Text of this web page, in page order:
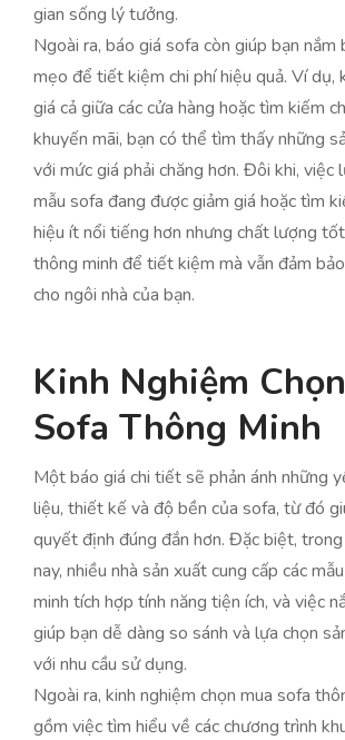
gian sống lý tưởng.
Ngoài ra, báo giá sofa còn giúp bạn nắm
mẹo để tiết kiệm chi phí hiệu quả. Ví dụ,
giá cả giữa các cửa hàng hoặc tìm kiếm
khuyến mãi, bạn có thể tìm thấy những
với mức giá phải chăng hơn. Đôi khi, việc
mẫu sofa đang được giảm giá hoặc tìm
hiệu ít nổi tiếng hơn nhưng chất lượng
thông minh để tiết kiệm mà vẫn đảm
cho ngôi nhà của bạn.
Kinh Nghiệm
Sofa Thông Minh
Một báo giá chi tiết sẽ phản ánh những
liệu, thiết kế và độ bền của sofa, từ đó
quyết định đúng đắn hơn. Đặc biệt,
nay, nhiều nhà sản xuất cung cấp các
minh tích hợp tính năng tiện ích, và việc
giúp bạn dễ dàng so sánh và lựa chọn
với nhu cầu sử dụng.
Ngoài ra, kinh nghiệm chọn mua sofa
gồm việc tìm hiểu về các chương trình